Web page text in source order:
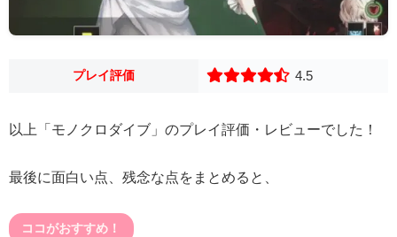
プレイ評価 4.5
以上「モノクロダイブ」のプレイ評価・レビューでした！
最後に面白い点、残念な点をまとめると、
ココがおすすめ！